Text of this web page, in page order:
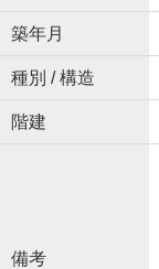
築年月
種別 / 構造
階建
備考